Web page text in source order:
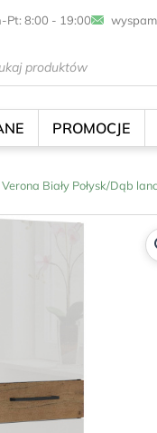
Pt: 8:00 - 19:00
PROMOCJE
Verona Biały Połysk/Dąb